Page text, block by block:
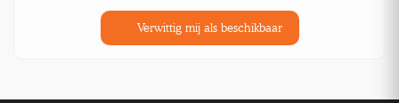
Verwittig mij als beschikbaar